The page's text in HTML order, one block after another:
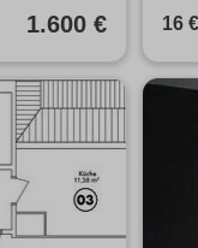
1.600 € 16